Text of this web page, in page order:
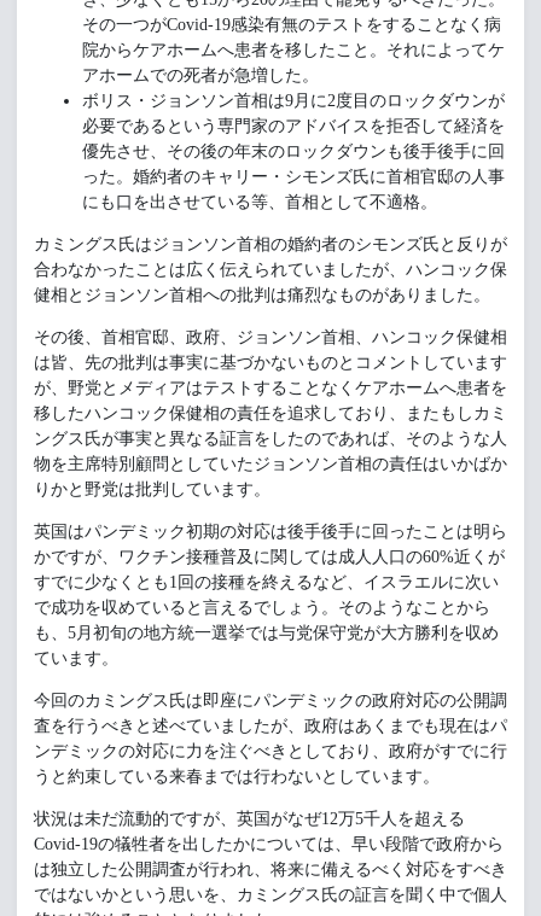
その一つがCovid-19感染有無のテストをすることなく病
院からケアホームへ患者を移したこと。それによってケ
アホームでの死者が急増した。
ボリス・ジョンソン首相は9月に2度目のロックダウンが
必要であるという専門家のアドバイスを拒否して経済を
優先させ、その後の年末のロックダウンも後手後手に回
った。婚約者のキャリー・シモンズ氏に首相官邸の人事
にも口を出させている等、首相として不適格。
カミングス氏はジョンソン首相の婚約者のシモンズ氏と反りが
合わなかったことは広く伝えられていましたが、ハンコック保
健相とジョンソン首相への批判は痛烈なものがありました。
その後、首相官邸、政府、ジョンソン首相、ハンコック保健相
は皆、先の批判は事実に基づかないものとコメントしています
が、野党とメディアはテストすることなくケアホームへ患者を
移したハンコック保健相の責任を追求しており、またもしカミ
ングス氏が事実と異なる証言をしたのであれば、そのような人
物を主席特別顧問としていたジョンソン首相の責任はいかばか
りかと野党は批判しています。
英国はパンデミック初期の対応は後手後手に回ったことは明ら
かですが、ワクチン接種普及に関しては成人人口の60%近くが
すでに少なくとも1回の接種を終えるなど、イスラエルに次い
で成功を収めていると言えるでしょう。そのようなことから
も、5月初旬の地方統一選挙では与党保守党が大方勝利を収め
ています。
今回のカミングス氏は即座にパンデミックの政府対応の公開調
査を行うべきと述べていましたが、政府はあくまでも現在はパ
ンデミックの対応に力を注ぐべきとしており、政府がすでに行
うと約束している来春までは行わないとしています。
状況は未だ流動的ですが、英国がなぜ12万5千人を超える
Covid-19の犠牲者を出したかについては、早い段階で政府から
は独立した公開調査が行われ、将来に備えるべく対応をすべき
ではないかという思いを、カミングス氏の証言を聞く中で個人